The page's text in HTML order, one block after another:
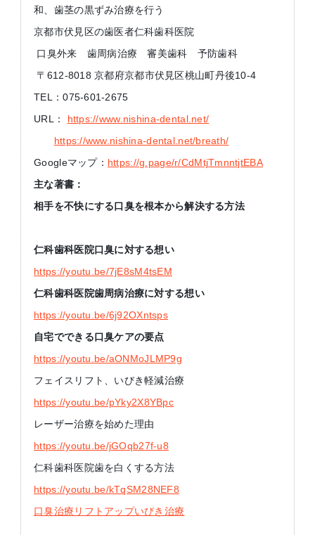
和、歯茎の黒ずみ治療を行う
京都市伏見区の歯医者仁科歯科医院
口臭外来 歯周病治療 審美歯科 予防歯科
〒612-8018 京都府京都市伏見区桃山町丹後10-4
TEL：075-601-2675
URL： https://www.nishina-dental.net/
https://www.nishina-dental.net/breath/
Googleマップ： https://g.page/r/CdMtjTmnntjtEBA
主な著書：
相手を不快にする口臭を根本から解決する方法
仁科歯科医院口臭に対する想い
https://youtu.be/7jE8sM4tsEM
仁科歯科医院歯周病治療に対する想い
https://youtu.be/6j92OXntsps
自宅でできる口臭ケアの要点
https://youtu.be/aONMoJLMP9g
フェイスリフト、いびき軽減治療
https://youtu.be/pYky2X8YBpc
レーザー治療を始めた理由
https://youtu.be/jGOqb27f-u8
仁科歯科医院歯を白くする方法
https://youtu.be/kTqSM28NEF8
口臭治療リフトアップいびき治療